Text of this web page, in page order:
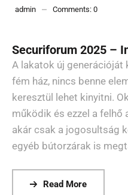
admin Comments: 0
Securiforum 2025 –
A lakatok új generációját
fém ház, nincs benne
keresztül lehet kinyitni.
működik és ezzel a felhő
akár csak a jogosultság
egyéb bútorzárak is
Read More